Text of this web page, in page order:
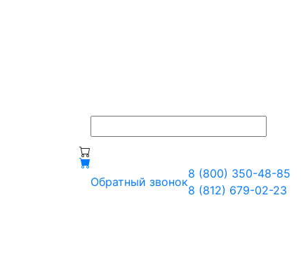
Обратный звонок
8 (800) 350-48-85
8 (812) 679-02-23